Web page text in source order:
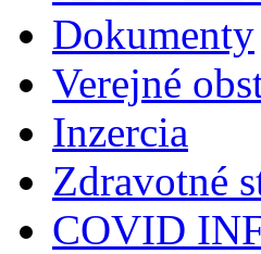
Dokumenty
Verejné
Inzercia
Zdravotné
COVID